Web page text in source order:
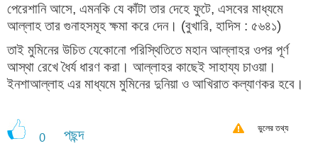
পেরেশানি আসে, এমনকি যে কাঁটা তার দেহে ফুটে, এসবের মাধ্যমে
আল্লাহ তার গুনাহসমূহ ক্ষমা করে দেন। (বুখারি, হাদিস : ৫৬৪১)
তাই মুমিনের উচিত যেকোনো পরিস্থিতিতে মহান আল্লাহর ওপর পূর্ণ
আস্থা রেখে ধৈর্য ধারণ করা। আল্লাহর কাছেই সাহায্য চাওয়া।
ইনশাআল্লাহ এর মাধ্যমে মুমিনের দুনিয়া ও আখিরাত কল্যাণকর হবে।
0 পছন্দ ভুলের তথ্য